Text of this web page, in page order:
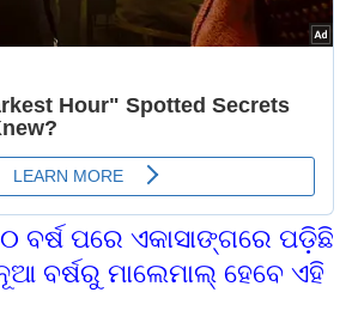
ବର୍ଷ ପରେ ଏକାସାଙ୍ଗରେ ପଡି଼ଛି
ବର୍ଷରୁ ମାଲେମାଲ୍ ହେବେ ଏହି